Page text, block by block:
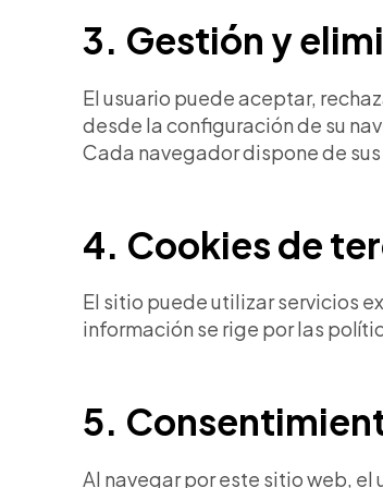
3. Gestión y
El usuario puede aceptar,
desde la configuración de su
Cada navegador dispone de
4. Cookies de
El sitio puede utilizar servicios
información se rige por las
5.
Al navegar por este sitio web, el